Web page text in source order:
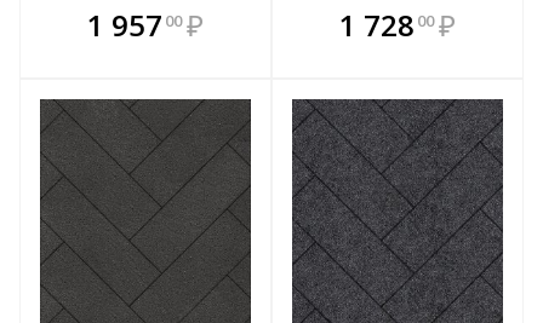
1 957 00 ₽
В комплекте
всегда выгоднее!
В комплекте
всегда выгоднее!
1 728 00 ₽